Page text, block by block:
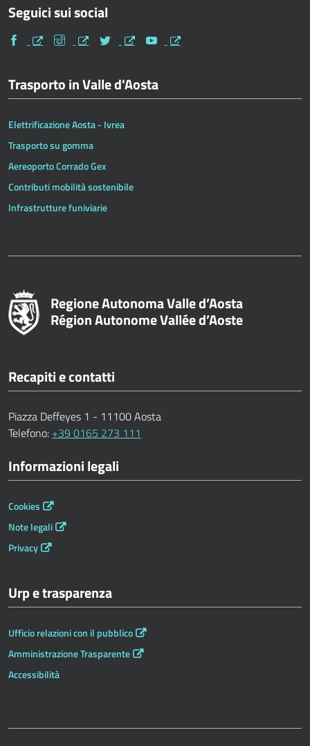
Seguici sui social
Facebook Instagram Twitter Youtube
Trasporto in Valle d'Aosta
Elettrificazione Aosta - Ivrea
Trasporto su gomma
Aereoporto Corrado Gex
Contributi mobilità sostenibile
Infrastrutture funiviarie
Regione Autonoma Valle d’Aosta
Région Autonome Vallée d’Aoste
Recapiti e contatti
Piazza Deffeyes 1 - 11100 Aosta
Telefono: +39 0165 273 111
Informazioni legali
Cookies
Note legali
Privacy
Urp e trasparenza
Ufficio relazioni con il pubblico
Amministrazione Trasparente
Accessibilità